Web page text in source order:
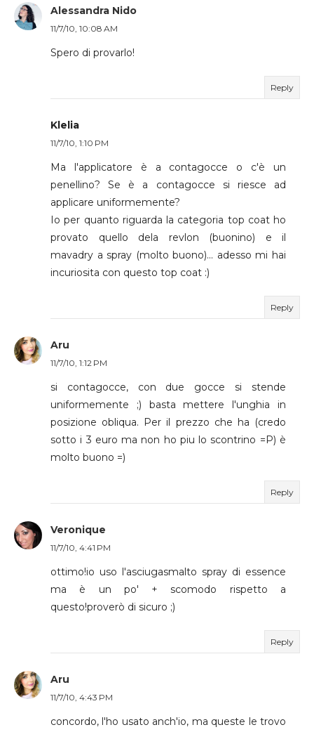
Alessandra Nido
11/7/10, 10:08 AM
Spero di provarlo!
Reply
Klelia
11/7/10, 1:10 PM
Ma l'applicatore è a contagocce o c'è un
penellino? Se è a contagocce si riesce ad
applicare uniformemente?
Io per quanto riguarda la categoria top coat ho
provato quello dela revlon (buonino) e il
mavadry a spray (molto buono)... adesso mi hai
incuriosita con questo top coat :)
Reply
Aru
11/7/10, 1:12 PM
si contagocce, con due gocce si stende
uniformemente ;) basta mettere l'unghia in
posizione obliqua. Per il prezzo che ha (credo
sotto i 3 euro ma non ho piu lo scontrino =P) è
molto buono =)
Reply
Veronique
11/7/10, 4:41 PM
ottimo!io uso l'asciugasmalto spray di essence
ma è un po' + scomodo rispetto a
questo!proverò di sicuro ;)
Reply
Aru
11/7/10, 4:43 PM
concordo, l'ho usato anch'io, ma queste le trovo